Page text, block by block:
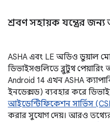
শ্রবণ সহায়ক যন্ত্রের
ASHA এবং LE অডিও ডুয়াল
ডিভাইসগুলিতে ব্লুটুথ পেয়ারিং
Android 14 এখন ASHA
ইনডেক্সড) ব্যবহার করে
আইডেন্টিফিকেশন সার্ভিস
করার সুযোগ দেয়। আরও